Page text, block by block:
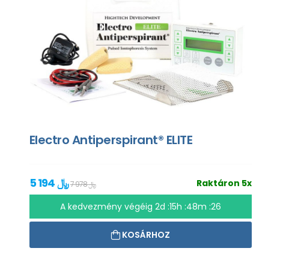
Electro Antiperspirant® ELITE
Raktáron 5x 5 194 ﷼ 7 978 ﷼
A kedvezmény végéig2d :15h :48m :25
KOSÁRHOZ